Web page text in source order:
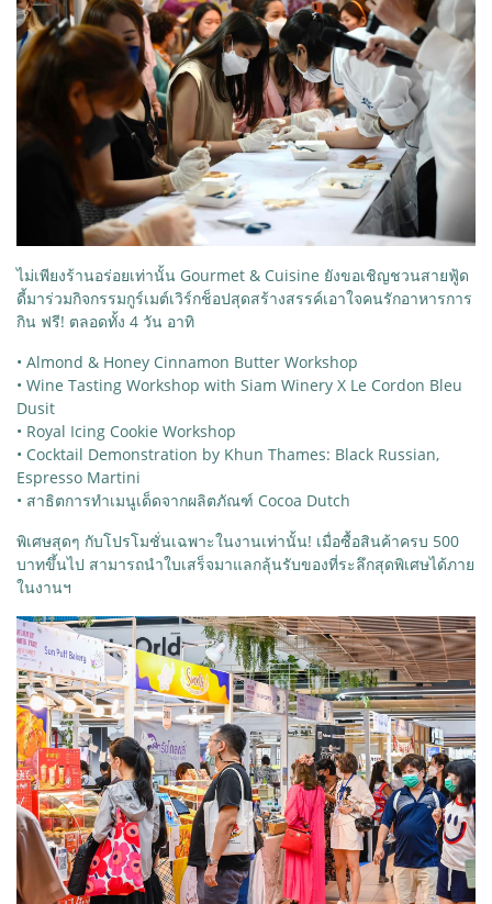
ไม่เพียงร้านอร่อยเท่านั้น Gourmet & Cuisine ยังขอเชิญชวนสายฟู้ด
ดี้มาร่วมกิจกรรมกูร์เมต์เวิร์กช็อปสุดสร้างสรรค์เอาใจคนรักอาหารการ
กิน ฟรี! ตลอดทั้ง 4 วัน อาทิ
• Almond & Honey Cinnamon Butter Workshop
• Wine Tasting Workshop with Siam Winery X Le Cordon Bleu
Dusit
• Royal Icing Cookie Workshop
• Cocktail Demonstration by Khun Thames: Black Russian,
Espresso Martini
• สาธิตการทำเมนูเด็ดจากผลิตภัณฑ์ Cocoa Dutch
พิเศษสุดๆ กับโปรโมชั่นเฉพาะในงานเท่านั้น! เมื่อซื้อสินค้าครบ 500
บาทขึ้นไป สามารถนำใบเสร็จมาแลกลุ้นรับของที่ระลึกสุดพิเศษได้ภาย
ในงานฯ